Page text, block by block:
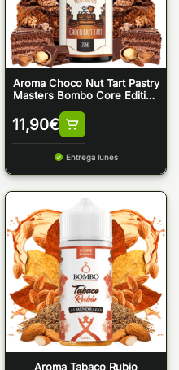
Aroma Choco Nut Tart Pastry
Masters Bombo Core Edition
11,90€
Entrega lunes
Aroma Tabaco Rubio